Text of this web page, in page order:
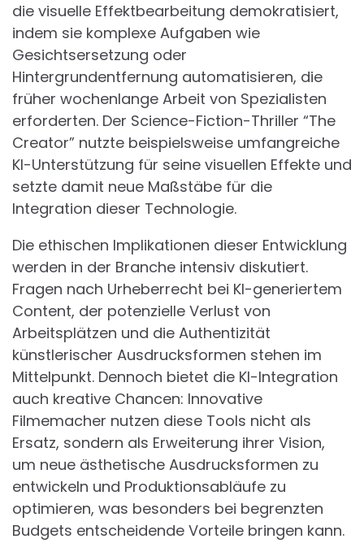
die visuelle Effektbearbeitung demokratisiert,
indem sie komplexe Aufgaben wie
Gesichtsersetzung oder
Hintergrundentfernung automatisieren, die
früher wochenlange Arbeit von Spezialisten
erforderten. Der Science-Fiction-Thriller “The
Creator” nutzte beispielsweise umfangreiche
KI-Unterstützung für seine visuellen Effekte und
setzte damit neue Maßstäbe für die
Integration dieser Technologie.
Die ethischen Implikationen dieser Entwicklung
werden in der Branche intensiv diskutiert.
Fragen nach Urheberrecht bei KI-generiertem
Content, der potenzielle Verlust von
Arbeitsplätzen und die Authentizität
künstlerischer Ausdrucksformen stehen im
Mittelpunkt. Dennoch bietet die KI-Integration
auch kreative Chancen: Innovative
Filmemacher nutzen diese Tools nicht als
Ersatz, sondern als Erweiterung ihrer Vision,
um neue ästhetische Ausdrucksformen zu
entwickeln und Produktionsabläufe zu
optimieren, was besonders bei begrenzten
Budgets entscheidende Vorteile bringen kann.